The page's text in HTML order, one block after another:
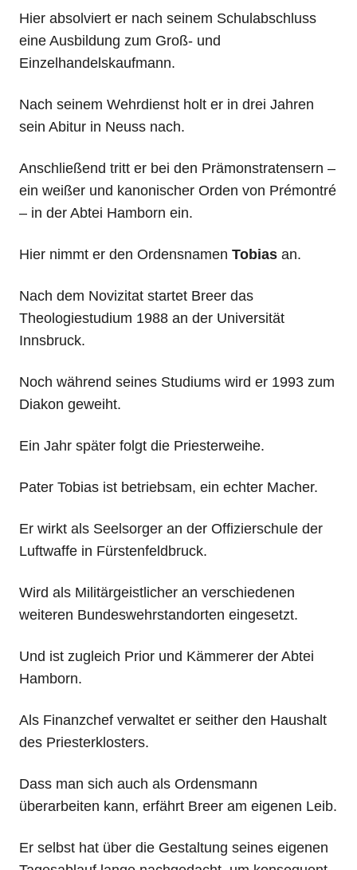
Hier absolviert er nach seinem Schulabschluss
eine Ausbildung zum Groß- und
Einzelhandelskaufmann.
Nach seinem Wehrdienst holt er in drei Jahren
sein Abitur in Neuss nach.
Anschließend tritt er bei den Prämonstratensern –
ein weißer und kanonischer Orden von Prémontré
– in der Abtei Hamborn ein.
Hier nimmt er den Ordensnamen Tobias an.
Nach dem Novizitat startet Breer das
Theologiestudium 1988 an der Universität
Innsbruck.
Noch während seines Studiums wird er 1993 zum
Diakon geweiht.
Ein Jahr später folgt die Priesterweihe.
Pater Tobias ist betriebsam, ein echter Macher.
Er wirkt als Seelsorger an der Offizierschule der
Luftwaffe in Fürstenfeldbruck.
Wird als Militärgeistlicher an verschiedenen
weiteren Bundeswehrstandorten eingesetzt.
Und ist zugleich Prior und Kämmerer der Abtei
Hamborn.
Als Finanzchef verwaltet er seither den Haushalt
des Priesterklosters.
Dass man sich auch als Ordensmann
überarbeiten kann, erfährt Breer am eigenen Leib.
Er selbst hat über die Gestaltung seines eigenen